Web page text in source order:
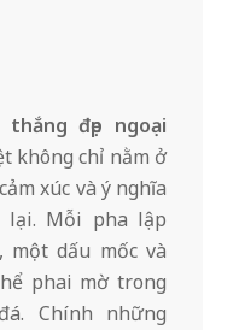
đẹp ngoại
không chỉ nằm ở
xúc và ý nghĩa
lại. Mỗi pha lập
một dấu mốc và
phai mờ trong
Chính những